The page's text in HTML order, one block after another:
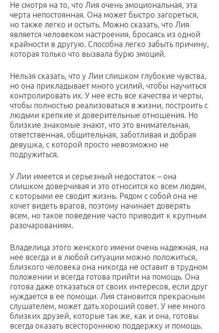
Не смотря на то, что Лия очень эмоциональная, эта
черта непостоянная. Она может быстро загореться,
но также легко и остыть. Можно сказать, что Лия
является человеком настроения, бросаясь из одной
крайности в другую. Способна легко забыть причину,
которая только что вызвала бурю эмоций.
Нельзя сказать, что у Лии слишком глубокие чувства,
но она прикладывает много усилий, чтобы научиться
контролировать их. У нее есть все качества и черты,
чтобы полностью реализоваться в жизни, построить с
людьми крепкие и доверительные отношения. Но
близкие знакомые знают, что это внимательная,
ответственная, общительная, заботливая и добрая
девушка, с которой просто невозможно не
подружиться.
У Лии имеется и серьезный недостаток – она
слишком доверчивая и это относится ко всем людям,
с которыми ее сводит жизнь. Рядом с собой она не
хочет видеть врагов, поэтому начинает доверять
всем, но такое поведение часто приводит к крупным
разочарованиям.
Владелица этого женского имени очень надежная, на
нее всегда и в любой ситуации можно положиться,
близкого человека она никогда не оставит в трудном
положении и всегда готова прийти на помощь. Она
готова даже отказаться от своих интересов, если друг
нуждается в ее помощи. Лия становится прекрасным
слушателем, может дать хороший совет. У нее много
близких друзей, которые так же, как и она, готовы
всегда оказать всестороннюю поддержку и помощь.